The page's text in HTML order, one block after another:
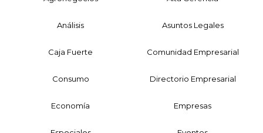
Análisis Asuntos Legales
Caja Fuerte Comunidad Empresarial
Consumo Directorio Empresarial
Economía Empresas